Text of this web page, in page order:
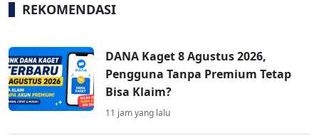
REKOMENDASI
DANA Kaget 8 Agustus 2026,
Pengguna Tanpa Premium Tetap
Bisa Klaim?
11 jam yang lalu